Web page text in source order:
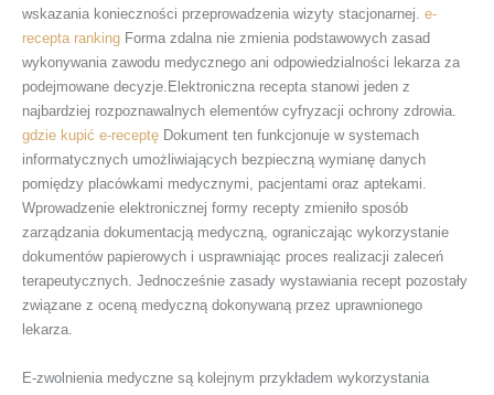
wskazania konieczności przeprowadzenia wizyty stacjonarnej. e-
recepta ranking Forma zdalna nie zmienia podstawowych zasad
wykonywania zawodu medycznego ani odpowiedzialności lekarza za
podejmowane decyzje.Elektroniczna recepta stanowi jeden z
najbardziej rozpoznawalnych elementów cyfryzacji ochrony zdrowia.
gdzie kupić e-receptę Dokument ten funkcjonuje w systemach
informatycznych umożliwiających bezpieczną wymianę danych
pomiędzy placówkami medycznymi, pacjentami oraz aptekami.
Wprowadzenie elektronicznej formy recepty zmieniło sposób
zarządzania dokumentacją medyczną, ograniczając wykorzystanie
dokumentów papierowych i usprawniając proces realizacji zaleceń
terapeutycznych. Jednocześnie zasady wystawiania recept pozostały
związane z oceną medyczną dokonywaną przez uprawnionego
lekarza.
E-zwolnienia medyczne są kolejnym przykładem wykorzystania